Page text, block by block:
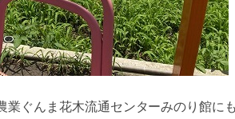
ぐんま花木流通センターみのり館に